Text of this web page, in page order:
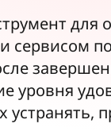
для
сервисом
уровня
устранять,